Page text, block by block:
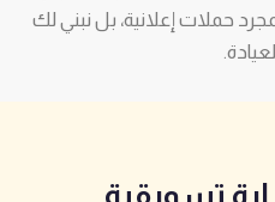
حملات إعلانية، بل نبني لك
تسويقية